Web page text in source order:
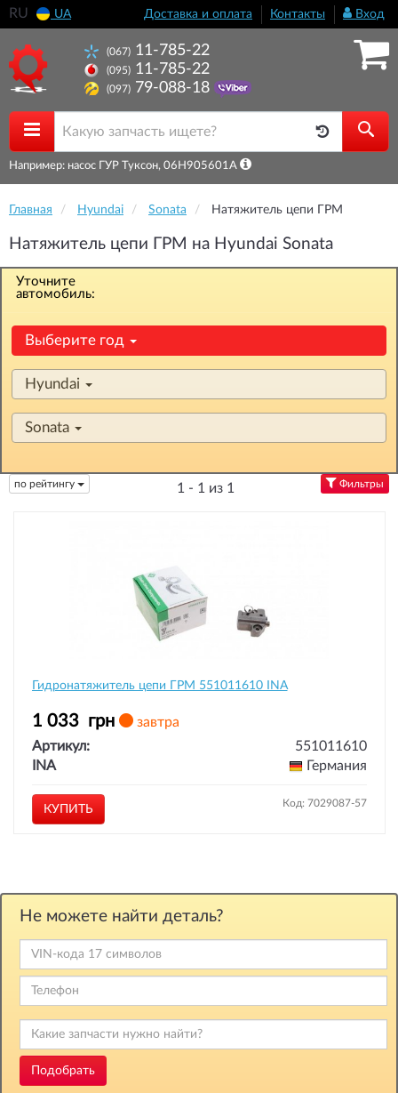
RU UA Доставка и оплата Контакты Вход
(067) 11-785-22
(095) 11-785-22
(097) 79-088-18
Например: насос ГУР Туксон, 06H905601A
Главная Hyundai Sonata Натяжитель цепи ГРМ
Натяжитель цепи ГРМ на Hyundai Sonata
Уточните
автомобиль:
Выберите год
Hyundai
Sonata
по рейтингу 1 - 1 из 1 Фильтры
Гидронатяжитель цепи ГРМ 551011610 INA
1 033 грн
завтра
Артикул:
551011610
INA
Германия
КУПИТЬ Код: 7029087-57
Не можете найти деталь?
Подобрать